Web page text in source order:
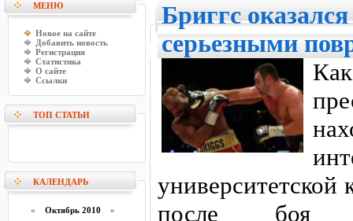
МЕНЮ
Новое на сайте
Добавить новость
Регистрация
Статистика
О сайте
Ссылки
ТОП СТАТЬИ
КАЛЕНДАРЬ
« Октябрь 2010»
Бриггс
серьезными
университетской
после боя